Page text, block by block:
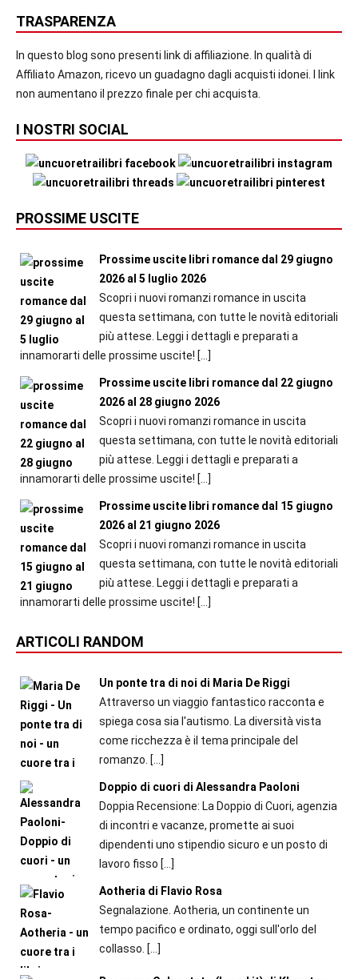
TRASPARENZA
In questo blog sono presenti link di affiliazione. In qualità di
Affiliato Amazon, ricevo un guadagno dagli acquisti idonei. I link
non aumentano il prezzo finale per chi acquista.
I NOSTRI SOCIAL
PROSSIME USCITE
Prossime uscite libri romance dal 29 giugno
2026 al 5 luglio 2026
Scopri i nuovi romanzi romance in uscita
questa settimana, con tutte le novità editoriali
più attese. Leggi i dettagli e preparati a
innamorarti delle prossime uscite! […]
Prossime uscite libri romance dal 22 giugno
2026 al 28 giugno 2026
Scopri i nuovi romanzi romance in uscita
questa settimana, con tutte le novità editoriali
più attese. Leggi i dettagli e preparati a
innamorarti delle prossime uscite! […]
Prossime uscite libri romance dal 15 giugno
2026 al 21 giugno 2026
Scopri i nuovi romanzi romance in uscita
questa settimana, con tutte le novità editoriali
più attese. Leggi i dettagli e preparati a
innamorarti delle prossime uscite! […]
ARTICOLI RANDOM
Un ponte tra di noi di Maria De Riggi
Attraverso un viaggio fantastico racconta e
spiega cosa sia l'autismo. La diversità vista
come ricchezza è il tema principale del
romanzo. […]
Doppio di cuori di Alessandra Paoloni
Doppia Recensione: La Doppio di Cuori, agenzia
di incontri e vacanze, promette ai suoi
dipendenti uno stipendio sicuro e un posto di
lavoro fisso […]
Aotheria di Flavio Rosa
Segnalazione. Aotheria, un continente un
tempo pacifico e ordinato, oggi sull'orlo del
collasso. […]